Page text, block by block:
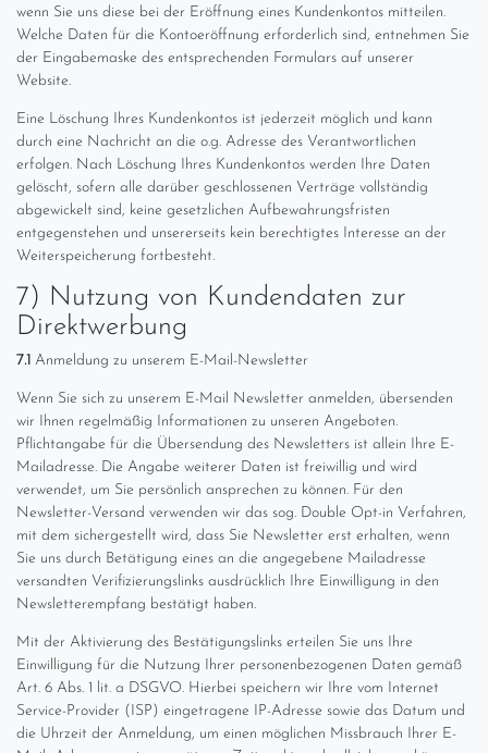
wenn Sie uns diese bei der Eröffnung eines Kundenkontos mitteilen.
Welche Daten für die Kontoeröffnung erforderlich sind, entnehmen Sie
der Eingabemaske des entsprechenden Formulars auf unserer
Website.
Eine Löschung Ihres Kundenkontos ist jederzeit möglich und kann
durch eine Nachricht an die o.g. Adresse des Verantwortlichen
erfolgen. Nach Löschung Ihres Kundenkontos werden Ihre Daten
gelöscht, sofern alle darüber geschlossenen Verträge vollständig
abgewickelt sind, keine gesetzlichen Aufbewahrungsfristen
entgegenstehen und unsererseits kein berechtigtes Interesse an der
Weiterspeicherung fortbesteht.
7) Nutzung von Kundendaten zur
Direktwerbung
7.1 Anmeldung zu unserem E-Mail-Newsletter
Wenn Sie sich zu unserem E-Mail Newsletter anmelden, übersenden
wir Ihnen regelmäßig Informationen zu unseren Angeboten.
Pflichtangabe für die Übersendung des Newsletters ist allein Ihre E-
Mailadresse. Die Angabe weiterer Daten ist freiwillig und wird
verwendet, um Sie persönlich ansprechen zu können. Für den
Newsletter-Versand verwenden wir das sog. Double Opt-in Verfahren,
mit dem sichergestellt wird, dass Sie Newsletter erst erhalten, wenn
Sie uns durch Betätigung eines an die angegebene Mailadresse
versandten Verifizierungslinks ausdrücklich Ihre Einwilligung in den
Newsletterempfang bestätigt haben.
Mit der Aktivierung des Bestätigungslinks erteilen Sie uns Ihre
Einwilligung für die Nutzung Ihrer personenbezogenen Daten gemäß
Art. 6 Abs. 1 lit. a DSGVO. Hierbei speichern wir Ihre vom Internet
Service-Provider (ISP) eingetragene IP-Adresse sowie das Datum und
die Uhrzeit der Anmeldung, um einen möglichen Missbrauch Ihrer E-